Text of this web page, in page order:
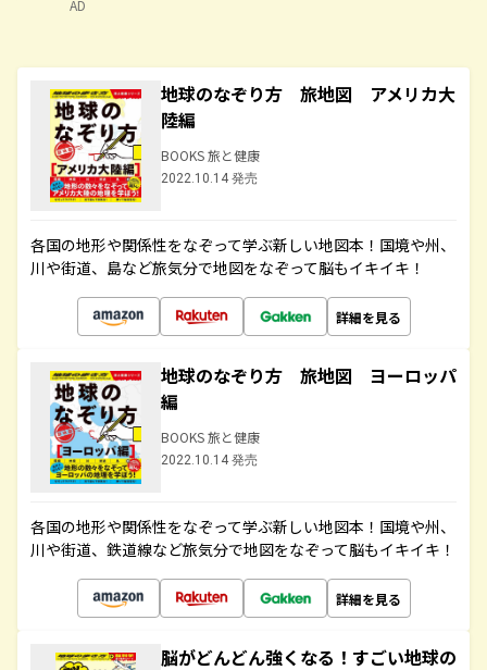
AD
地球のなぞり方 旅地図 アメリカ大
陸編
BOOKS 旅と健康
2022.10.14 発売
各国の地形や関係性をなぞって学ぶ新しい地図本！国境や州、
川や街道、島など旅気分で地図をなぞって脳もイキイキ！
詳細を見る
地球のなぞり方 旅地図 ヨーロッパ
編
BOOKS 旅と健康
2022.10.14 発売
各国の地形や関係性をなぞって学ぶ新しい地図本！国境や州、
川や街道、鉄道線など旅気分で地図をなぞって脳もイキイキ！
詳細を見る
脳がどんどん強くなる！すごい地球の